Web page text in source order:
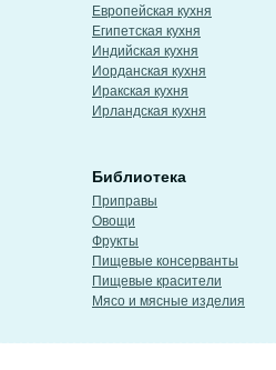
Европейская кухня
Египетская кухня
Индийская кухня
Иорданская кухня
Иракская кухня
Ирландская кухня
Библиотека
Приправы
Овощи
Фрукты
Пищевые консерванты
Пищевые красители
Мясо и мясные изделия